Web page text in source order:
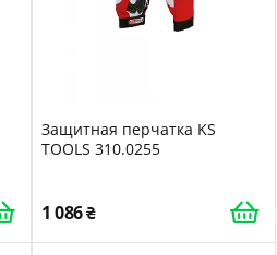
Защитная перчатка KS
TOOLS 310.0255
1 086